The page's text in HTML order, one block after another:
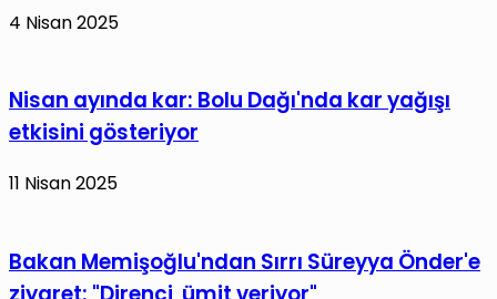
4 Nisan 2025
Nisan ayında kar: Bolu Dağı'nda kar yağışı
etkisini gösteriyor
11 Nisan 2025
Bakan Memişoğlu'ndan Sırrı Süreyya Önder'e